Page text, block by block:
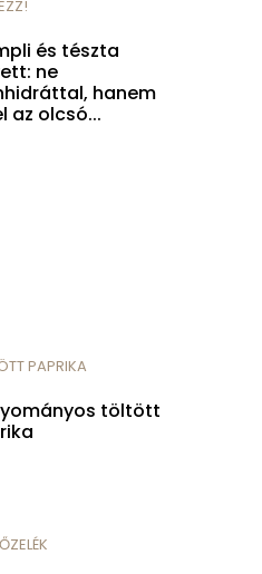
és tészta
ne
hanem
az olcsó...
PAPRIKA
töltött